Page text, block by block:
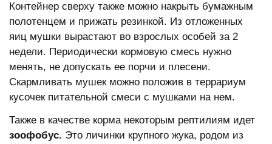
Контейнер сверху также можно накрыть бумажным
полотенцем и прижать резинкой. Из отложенных
яиц мушки вырастают во взрослых особей за 2
недели. Периодически кормовую смесь нужно
менять, не допускать ее порчи и плесени.
Скармливать мушек можно положив в террариум
кусочек питательной смеси с мушками на нем.
Также в качестве корма некоторым рептилиям идет
зоофобус. Это личинки крупного жука, родом из